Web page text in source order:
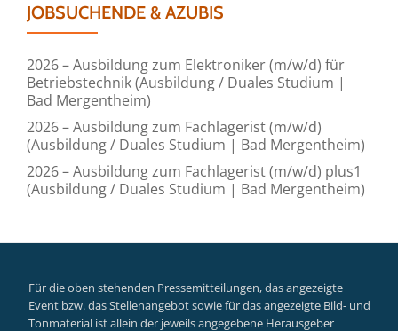
JOBSUCHENDE & AZUBIS
2026 – Ausbildung zum Elektroniker (m/w/d) für
Betriebstechnik (Ausbildung / Duales Studium |
Bad Mergentheim)
2026 – Ausbildung zum Fachlagerist (m/w/d)
(Ausbildung / Duales Studium | Bad Mergentheim)
2026 – Ausbildung zum Fachlagerist (m/w/d) plus1
(Ausbildung / Duales Studium | Bad Mergentheim)
Für die oben stehenden Pressemitteilungen, das angezeigte
Event bzw. das Stellenangebot sowie für das angezeigte Bild- und
Tonmaterial ist allein der jeweils angegebene Herausgeber